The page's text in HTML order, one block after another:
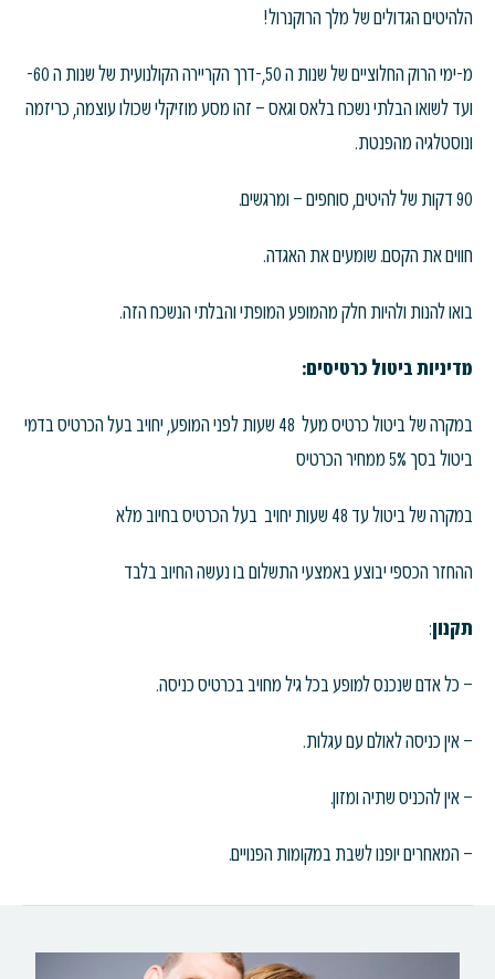
הלהיטים הגדולים של מלך הרוקנרול!
מ-ימי הרוק החלוציים של שנות ה 50,-דרך הקריירה הקולנועית של שנות ה 60-
ועד לשואו הבלתי נשכח בלאס וגאס – זהו מסע מוזיקלי שכולו עוצמה, כריזמה
ונוסטלגיה מהפנטת.
90 דקות של להיטים, סוחפים – ומרגשים.
חווים את הקסם. שומעים את האגדה.
בואו להנות ולהיות חלק מהמופע המופתי והבלתי הנשכח הזה.
מדיניות ביטול כרטיסים:
במקרה של ביטול כרטיס מעל 48 שעות לפני המופע, יחויב בעל הכרטיס בדמי
ביטול בסך 5% ממחיר הכרטיס
במקרה של ביטול עד 48 שעות יחויב בעל הכרטיס בחיוב מלא
ההחזר הכספי יבוצע באמצעי התשלום בו נעשה החיוב בלבד
תקנון:
– כל אדם שנכנס למופע בכל גיל מחויב בכרטיס כניסה.
– אין כניסה לאולם עם עגלות.
– אין להכניס שתיה ומזון.
– המאחרים יופנו לשבת במקומות הפנויים.